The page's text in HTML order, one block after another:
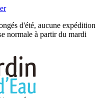
d'été, aucune expédition
normale à partir du mardi